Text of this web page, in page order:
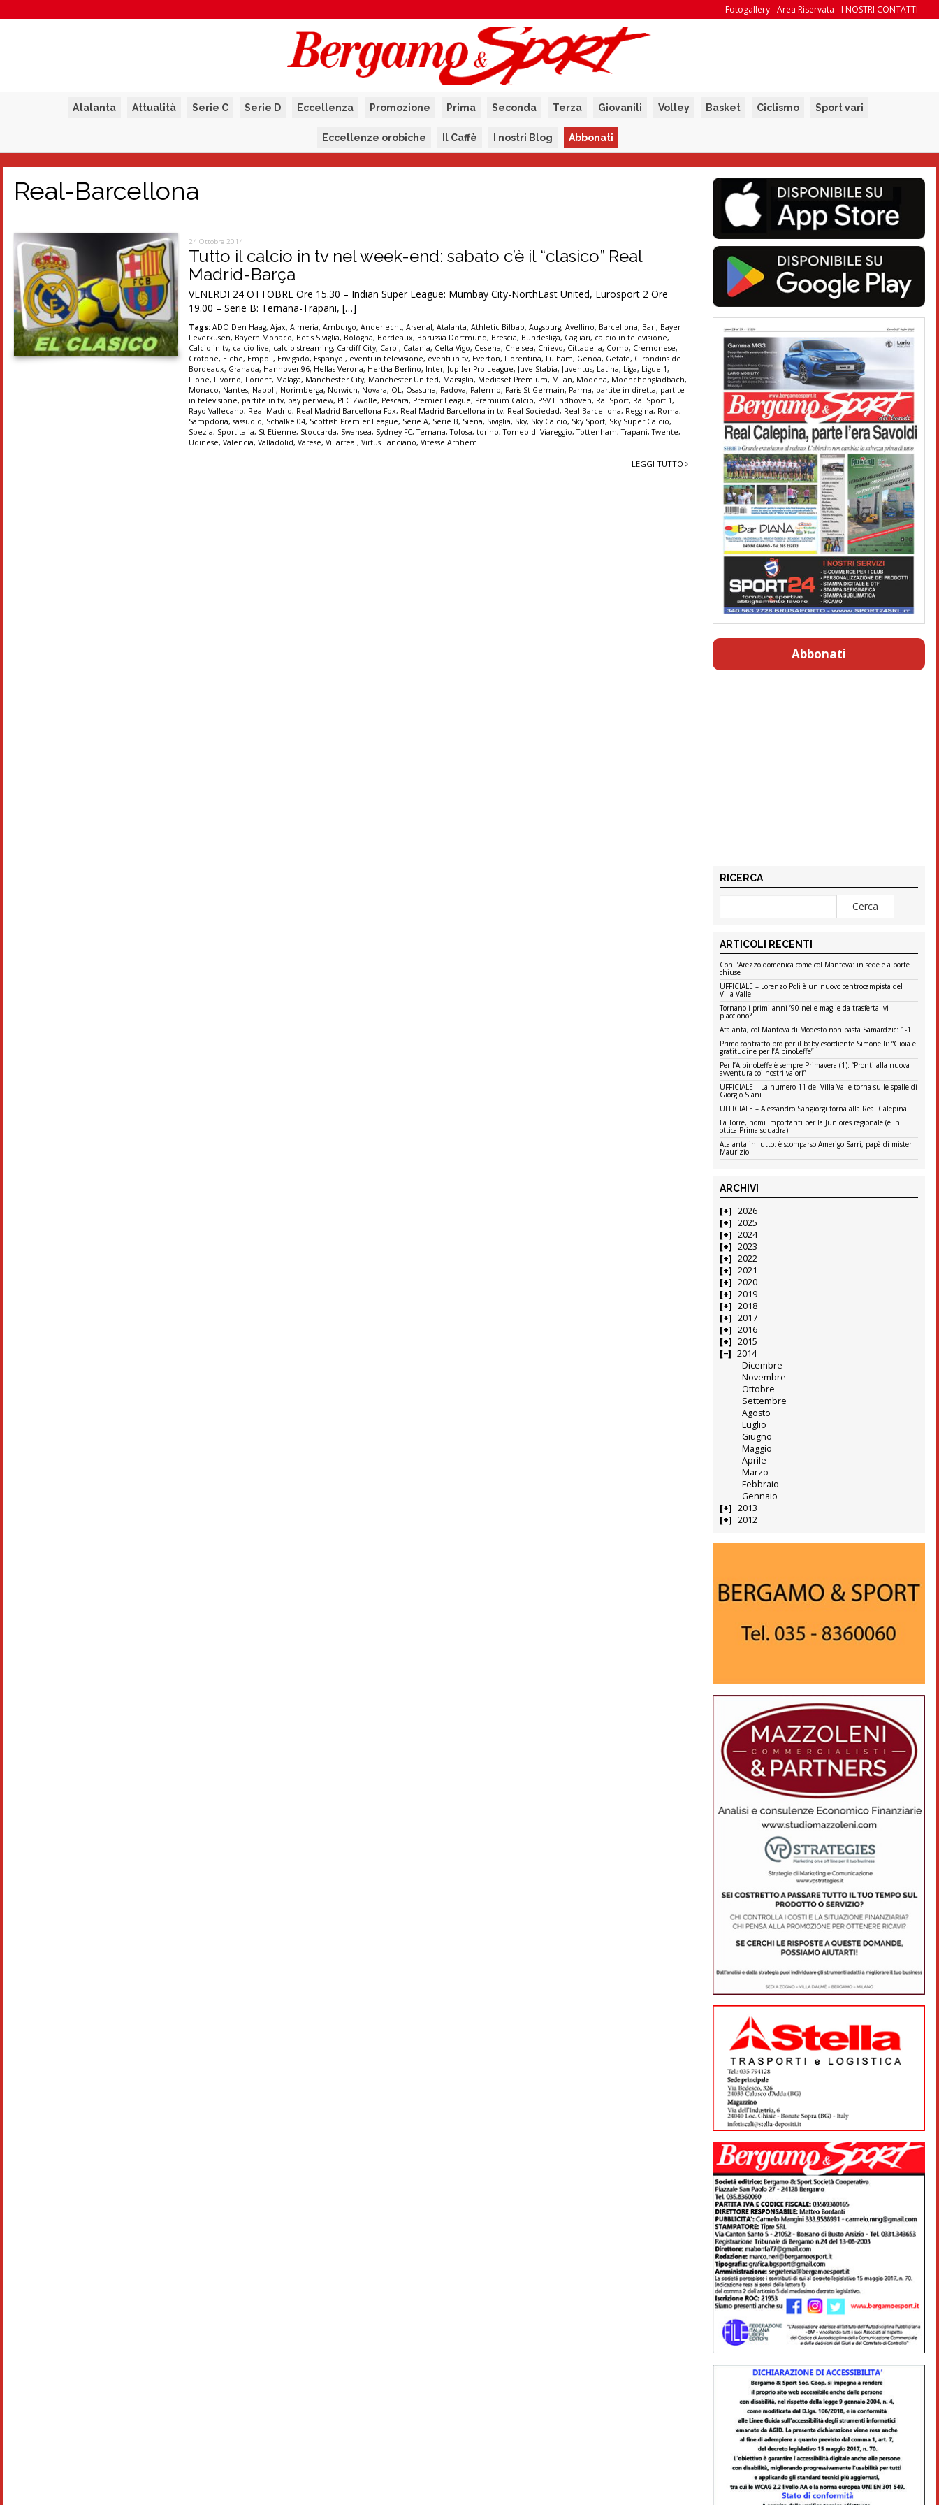
I NOSTRI CONTATTI
Area Riservata
Fotogallery
Atalanta Attualità Serie C Serie D Eccellenza Promozione Prima Seconda Terza Giovanili Volley Basket Ciclismo Sport vari
Eccellenze orobiche Il Caffè I nostri Blog Abbonati
Real-Barcellona
24 Ottobre 2014
Tutto il calcio in tv nel week-end: sabato c’è il “clasico” Real
Madrid-Barça
VENERDI 24 OTTOBRE Ore 15.30 – Indian Super League: Mumbay City-NorthEast United, Eurosport 2 Ore
19.00 – Serie B: Ternana-Trapani, […]
Tags: ADO Den Haag,Ajax,Almeria,Amburgo,Anderlecht,Arsenal,Atalanta,Athletic Bilbao,Augsburg,Avellino, Barcellona, Bari, Bayer
Leverkusen, Bayern Monaco, Betis Siviglia, Bologna, Bordeaux, Borussia Dortmund, Brescia, Bundesliga, Cagliari, calcio in televisione,
Calcio in tv, calcio live, calcio streaming, Cardiff City, Carpi, Catania, Celta Vigo, Cesena, Chelsea, Chievo, Cittadella, Como, Cremonese,
Crotone, Elche, Empoli, Envigado, Espanyol, eventi in televisione, eventi in tv, Everton, Fiorentina, Fulham, Genoa, Getafe, Girondins de
Bordeaux, Granada, Hannover 96, Hellas Verona, Hertha Berlino, Inter, Jupiler Pro League, Juve Stabia, Juventus, Latina, Liga, Ligue 1,
Lione, Livorno, Lorient, Malaga, Manchester City, Manchester United, Marsiglia, Mediaset Premium, Milan, Modena, Moenchengladbach,
Monaco, Nantes, Napoli, Norimberga, Norwich, Novara, OL, Osasuna, Padova, Palermo, Paris St Germain, Parma, partite in diretta, partite
in televisione, partite in tv, pay per view, PEC Zwolle, Pescara, Premier League, Premium Calcio, PSV Eindhoven, Rai Sport, Rai Sport 1,
Rayo Vallecano, Real Madrid, Real Madrid-Barcellona Fox, Real Madrid-Barcellona in tv, Real Sociedad, Real-Barcellona, Reggina, Roma,
Sampdoria,sassuolo, Schalke 04, Scottish Premier League, Serie A, Serie B, Siena, Siviglia, Sky, Sky Calcio, Sky Sport, Sky Super Calcio,
Spezia, Sportitalia, St Etienne, Stoccarda, Swansea, Sydney FC,Ternana,Tolosa,torino,Torneo di Viareggio,Tottenham,Trapani,Twente,
Udinese,Valencia,Valladolid,Varese,Villarreal,Virtus Lanciano,Vitesse Arnhem
LEGGI TUTTO
Abbonati
RICERCA
ARTICOLI RECENTI
Con l’Arezzo domenica come col Mantova: in sede e a porte
chiuse
UFFICIALE – Lorenzo Poli è un nuovo centrocampista del
Villa Valle
Tornano i primi anni ’90 nelle maglie da trasferta: vi
piacciono?
Atalanta, col Mantova di Modesto non basta Samardzic: 1-1
Primo contratto pro per il baby esordiente Simonelli: “Gioia e
gratitudine per l’AlbinoLeffe”
Per l’AlbinoLeffe è sempre Primavera (1): “Pronti alla nuova
avventura coi nostri valori”
UFFICIALE – La numero 11 del Villa Valle torna sulle spalle di
Giorgio Siani
UFFICIALE – Alessandro Sangiorgi torna alla Real Calepina
La Torre, nomi importanti per la Juniores regionale (e in
ottica Prima squadra)
Atalanta in lutto: è scomparso Amerigo Sarri, papà di mister
Maurizio
ARCHIVI
2026
2025
2024
2023
2022
2021
2020
2019
2018
2017
2016
2015
2014
Dicembre
Novembre
Ottobre
Settembre
Agosto
Luglio
Giugno
Maggio
Aprile
Marzo
Febbraio
Gennaio
2013
2012